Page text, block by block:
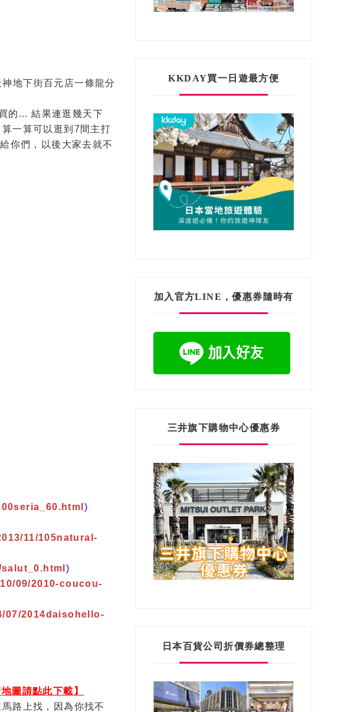
地下街百元店一條龍分
的... 結果連逛幾天下
一算可以逛到7間主打
你們，以後大家去就不
)
11/105natural-
)
09/2010-coucou-
07/2014daisohello-
圖請點此下載】
路上找，因為你找不
KKDAY買一日遊最方便
加入官方LINE，優惠券隨時有
三井旗下購物中心優惠券
日本百貨公司折價券總整理